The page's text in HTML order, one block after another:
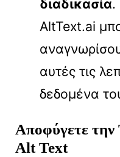
διαδικασία.
AltText.ai
αυτές τις
δεδομένα
Αποφύγετε την
Alt Text